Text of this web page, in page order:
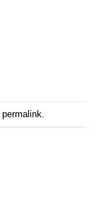
permalink